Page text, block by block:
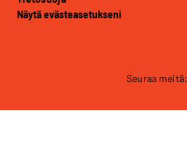
Näytä evästeasetukseni
Seuraa meitä: